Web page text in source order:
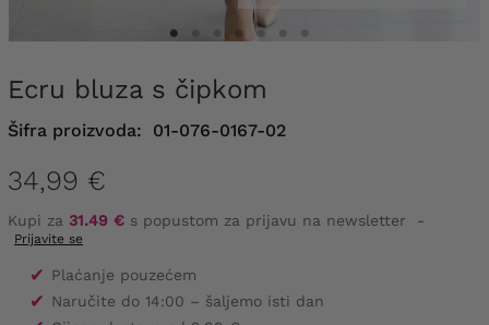
Ecru bluza s čipkom
Šifra proizvoda: 01-076-0167-02
34,99 €
Kupi za 31.49 € s popustom za prijavu na newsletter -
Prijavite se
✔ Plaćanje pouzećem
✔ Naručite do 14:00 – šaljemo isti dan